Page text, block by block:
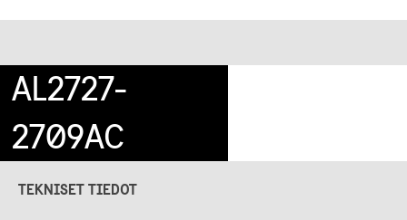
AL2727-
2709AC
TEKNISET TIEDOT